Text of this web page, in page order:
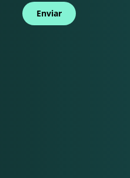
Enviar